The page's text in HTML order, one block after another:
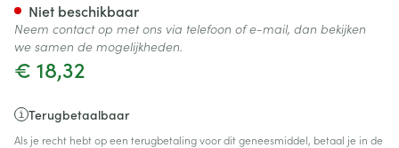
€ 18,32
Terugbetaalbaar
Als je recht hebt op een terugbetaling voor dit geneesmiddel, betaal je in de
Niet beschikbaar
Neem contact op met ons via telefoon of e-mail, dan bekijken
we samen de mogelijkheden.